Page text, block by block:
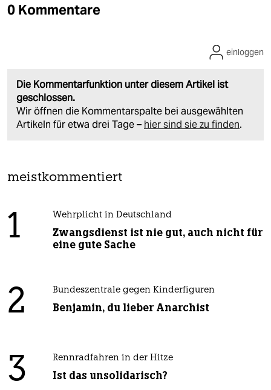
0 Kommentare
Die Kommentarfunktion unter diesem Artikel ist
geschlossen.
Wir öffnen die Kommentarspalte bei ausgewählten
Artikeln für etwa drei Tage – hier sind sie zu finden.
einloggen
meistkommentiert
1 Wehrplicht in Deutschland
Zwangsdienst ist nie gut, auch nicht für
eine gute Sache
2 Bundeszentrale gegen Kinderfiguren
Benjamin, du lieber Anarchist
3 Rennradfahren in der Hitze
Ist das unsolidarisch?